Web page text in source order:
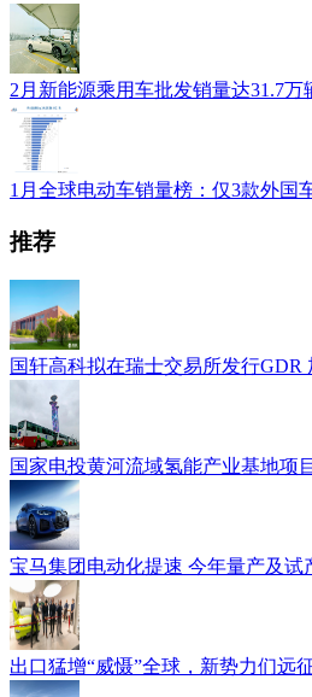
2月新能源乘用车批发销量达31.7万
1月全球电动车销量榜：仅3款外国
推荐
国轩高科拟在瑞士交易所发行GDR
国家电投黄河流域氢能产业基地项
宝马集团电动化提速 今年量产及试
出口猛增“威慑”全球，新势力们远